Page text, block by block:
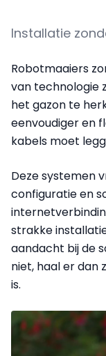
Installatie
Robotmaaiers
van technologie
het gazon te
eenvoudiger en
kabels moet
Deze systemen
configuratie en
strakke
aandacht bij de
niet, haal er dan
is.